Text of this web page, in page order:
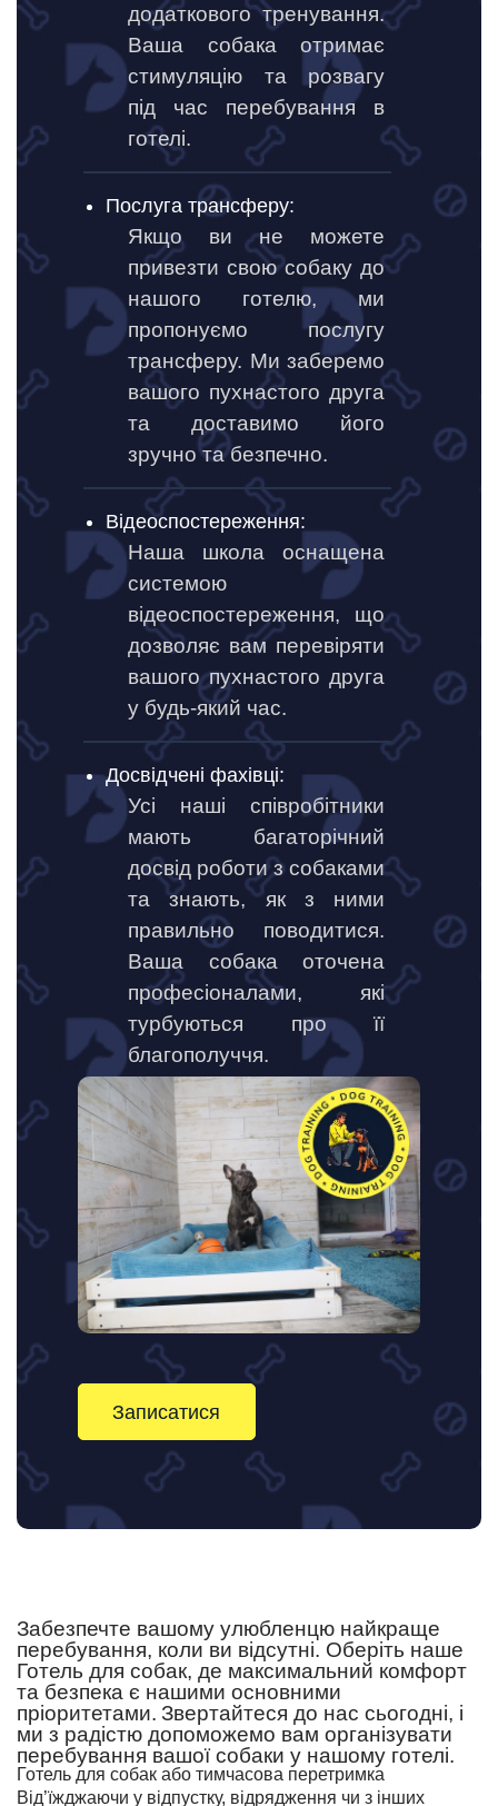
Записатися
додаткового тренування.
Ваша собака отримає
стимуляцію та розвагу
під час перебування в
готелі.
Послуга трансферу:
Якщо ви не можете
привезти свою собаку до
нашого готелю, ми
пропонуємо послугу
трансферу. Ми заберемо
вашого пухнастого друга
та доставимо його
зручно та безпечно.
Відеоспостереження:
Наша школа оснащена
системою
відеоспостереження, що
дозволяє вам перевіряти
вашого пухнастого друга
у будь-який час.
Досвідчені фахівці:
Усі наші співробітники
мають багаторічний
досвід роботи з собаками
та знають, як з ними
правильно поводитися.
Ваша собака оточена
професіоналами, які
турбуються про її
благополуччя.
Забезпечте вашому улюбленцю найкраще
перебування, коли ви відсутні. Оберіть наше
Готель для собак, де максимальний комфорт
та безпека є нашими основними
пріоритетами. Звертайтеся до нас сьогодні, і
ми з радістю допоможемо вам організувати
перебування вашої собаки у нашому готелі.
Готель для собак або тимчасова перетримка
Від’їжджаючи у відпустку, відрядження чи з інших